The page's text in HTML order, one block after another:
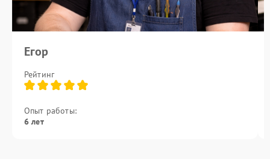
Егор
Рейтинг
Опыт работы:
6 лет